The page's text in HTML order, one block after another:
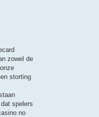
zowel de
storting
spelers
no